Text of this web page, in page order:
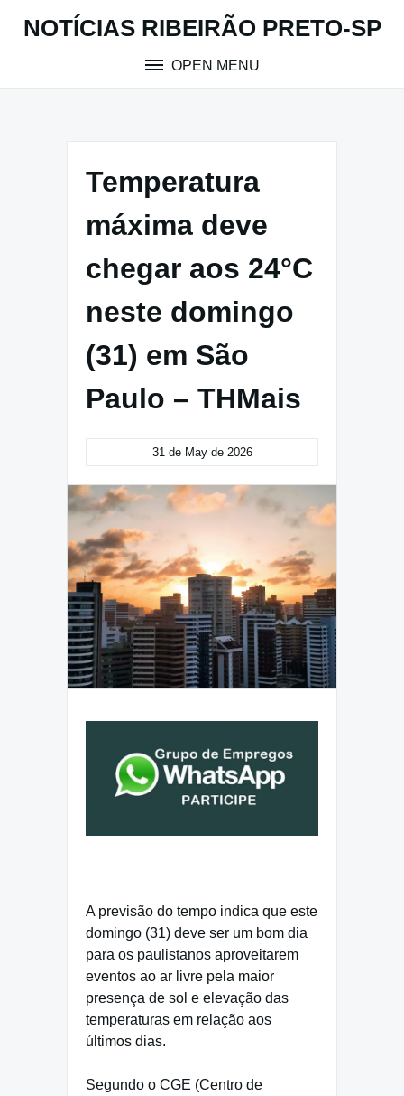
NOTÍCIAS RIBEIRÃO PRETO-SP
OPEN MENU
Temperatura
máxima deve
chegar aos 24°C
neste domingo
(31) em São
Paulo – THMais
31 de May de 2026
A previsão do tempo indica que este
domingo (31) deve ser um bom dia
para os paulistanos aproveitarem
eventos ao ar livre pela maior
presença de sol e elevação das
temperaturas em relação aos
últimos dias.
Segundo o CGE (Centro de